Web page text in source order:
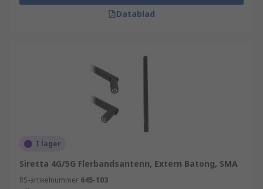
Datablad
I lager
Siretta 4G/5G Flerbandsantenn, Extern Batong, SMA
RS-artikelnummer 645-103